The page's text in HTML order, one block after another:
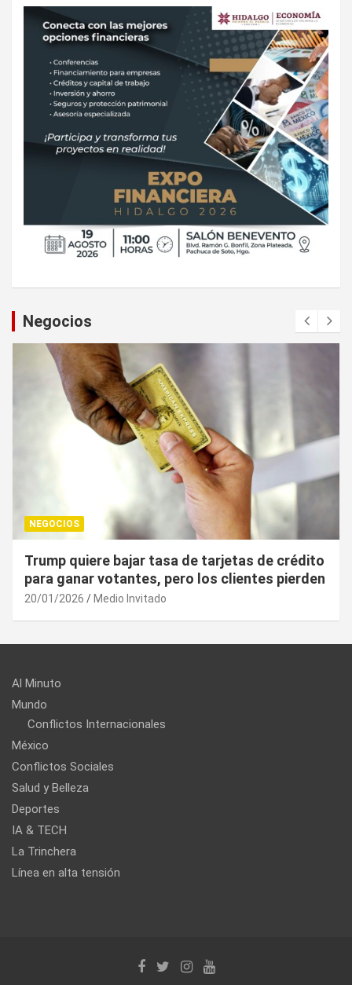
Negocios
tarjetas de crédito
clientes pierden
NEGOCIOS
¿Cuál es el “arma nuclear
UE puede utilizar contra EU?
Al Minuto
Mundo
Conflictos Internacionales
México
Conflictos Sociales
Salud y Belleza
Deportes
IA & TECH
La Trinchera
Línea en alta tensión